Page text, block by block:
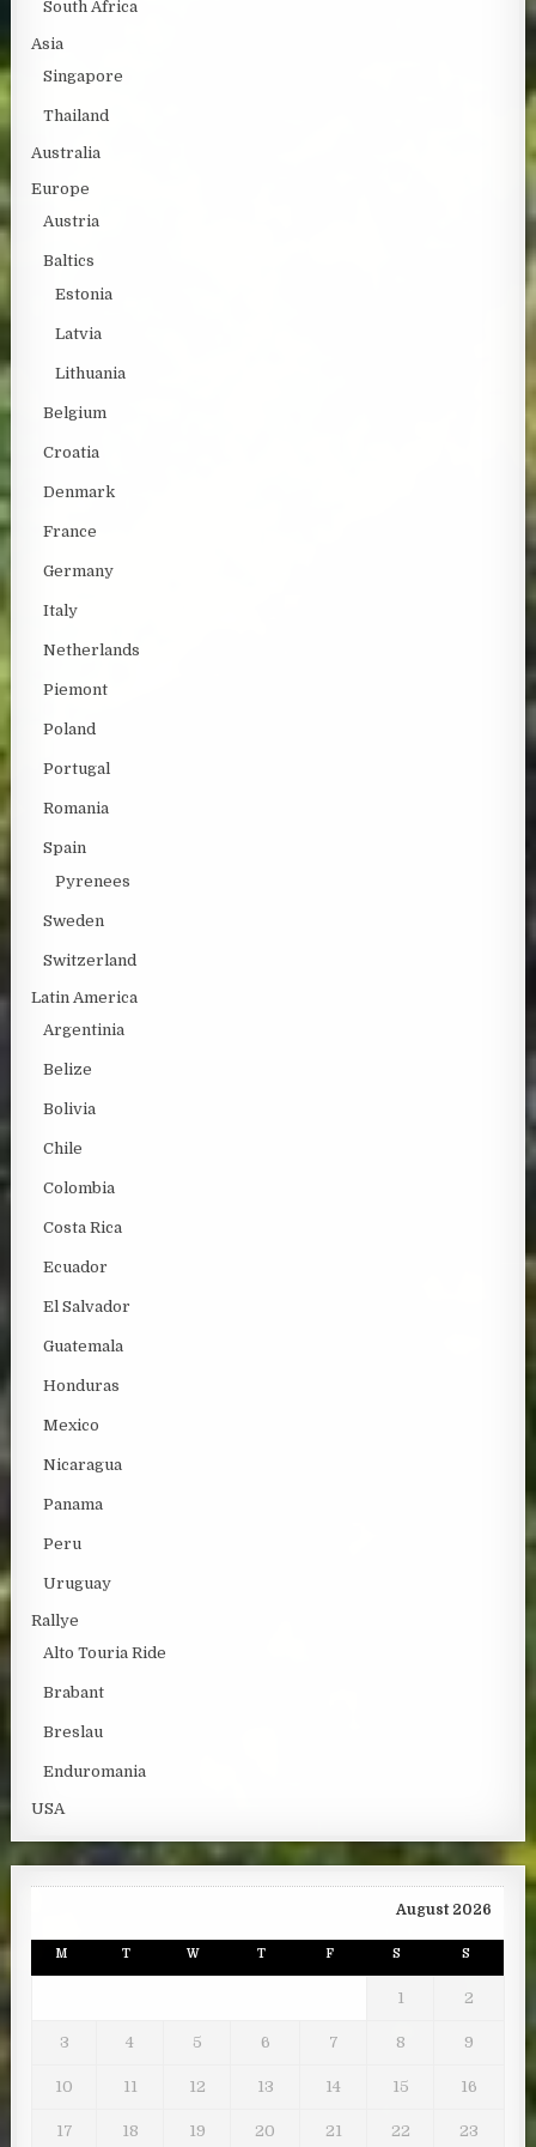
South Africa
Asia
Singapore
Thailand
Australia
Europe
Austria
Baltics
Estonia
Latvia
Lithuania
Belgium
Croatia
Denmark
France
Germany
Italy
Netherlands
Piemont
Poland
Portugal
Romania
Spain
Pyrenees
Sweden
Switzerland
Latin America
Argentinia
Belize
Bolivia
Chile
Colombia
Costa Rica
Ecuador
El Salvador
Guatemala
Honduras
Mexico
Nicaragua
Panama
Peru
Uruguay
Rallye
Alto Touria Ride
Brabant
Breslau
Enduromania
USA
August 2026
M T W T F S S
1 2
3 4 5 6 7 8 9
10 11 12 13 14 15 16
17 18 19 20 21 22 23